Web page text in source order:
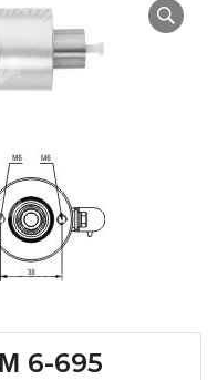
6-695